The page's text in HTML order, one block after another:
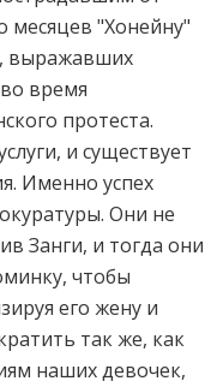
месяцев "Хонейну"
выражавших
время
протеста.
и существует
Именно успех
Они не
Занги, и тогда они
чтобы
его жену и
так же, как
наших девочек,